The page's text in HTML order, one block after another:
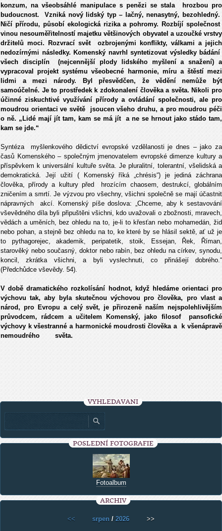
konzum, na všeobsáhlé manipulace s penězi se stala hrozbou pro
budoucnost. Vzniká nový lidský typ – lačný, nenasytný, bezohledný.
Ničí přírodu, působí ekologická rizika a pohromy. Rozbíjí společnost
vinou nesouměřitelností majetku většinových obyvatel a uzoučké vrstvy
držitelů moci. Rozvrací svět ozbrojenými konflikty, válkami a jejich
nedozírnými následky. Komenský navrhl syntetizovat výsledky bádání
všech disciplín (nejcennější plody lidského myšlení a snažení) a
vypracoval projekt systému všeobecné harmonie, míru a štěstí mezi
lidmi a mezi národy. Byl přesvědčen, že vědění nemůže být
samoúčelné. Je to prostředek k zdokonalení člověka a světa. Nikoli pro
účinné ziskuchtivé využívání přírody a ovládání společnosti, ale pro
moudrou orientaci ve světě jsoucen všeho druhu, a pro moudrou péči
o ně. „Lidé mají jít tam, kam se má jít a ne se hrnout jako stádo tam,
kam se jde.“
Syntéza myšlenkového dědictví evropské vzdělanosti je dnes – jako za
časů Komenského – společným jmenovatelem evropské dimenze kultury a
příspěvkem k universální kultuře světa. Je pluralitní, tolerantní, všelidská a
demokratická. Její užití ( Komenský říká „chrésis“) je jediná záchrana
člověka, přírody a kultury před hrozícím chaosem, destrukcí, globálním
zničením a smrtí. Je výzvou pro všechny, všichni společně se mají účastnit
nápravných akcí. Komenský píše doslova: „Chceme, aby k sestavování
vševědného díla byli připuštěni všichni, kdo uvažovali o zbožnosti, mravech,
vědách a uměních, bez ohledu na to, je-li to křesťan nebo mohamedán, žid
nebo pohan, a stejně bez ohledu na to, ke které by se hlásil sektě, ať už je
to pythagorejec, akademik, peripatetik, stoik, Essejan, Řek, Říman,
starověký nebo současný, doktor nebo rabín, bez ohledu na církev, synodu,
koncil, zkrátka všichni, a byli vyslechnuti, co přinášejí dobrého.“
(Předchůdce vševědy. 54).
V době dramatického rozkolísání hodnot, když hledáme orientaci pro
výchovu tak, aby byla skutečnou výchovou pro člověka, pro vlast a
národ, pro Evropu a celý svět, je přirozeně naším nejspolehlivějším
průvodcem, rádcem a učitelem Komenský, jako filosof pansofické
výchovy k všestranné a harmonické moudrosti člověka a k všenápravě
nemoudrého světa.
VYHLEDÁVÁNÍ
POSLEDNÍ FOTOGRAFIE
Fotoalbum
ARCHIV
<< srpen / 2026 >>